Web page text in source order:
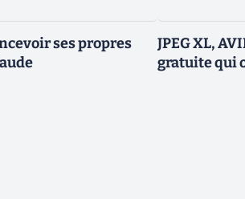
ses propres
JPEG XL,
gratuite qui